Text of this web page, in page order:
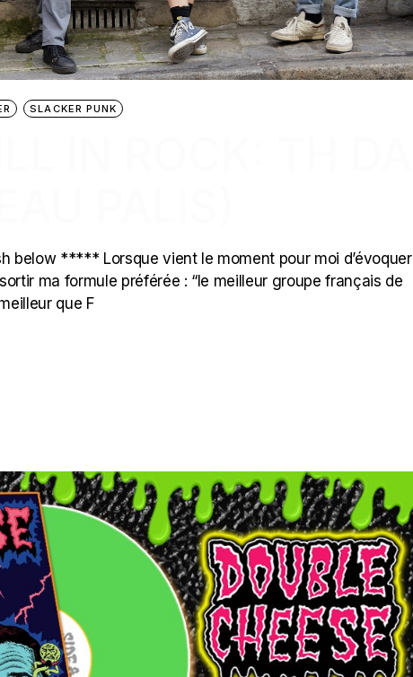
SLACKER PUNK
below ***** Lorsque vient le moment pour moi d’évoquer
ma formule préférée : “le meilleur groupe français de
que F